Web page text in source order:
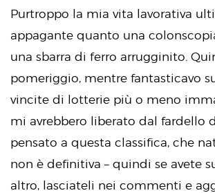
Purtroppo la mia vita lavorativa
appagante quanto una
una sbarra di ferro arrugginito.
pomeriggio, mentre fantasticavo
vincite di lotterie più o meno
mi avrebbero liberato dal fardello
pensato a questa classifica, che
non è definitiva – quindi se avete
altro, lasciateli nei commenti e